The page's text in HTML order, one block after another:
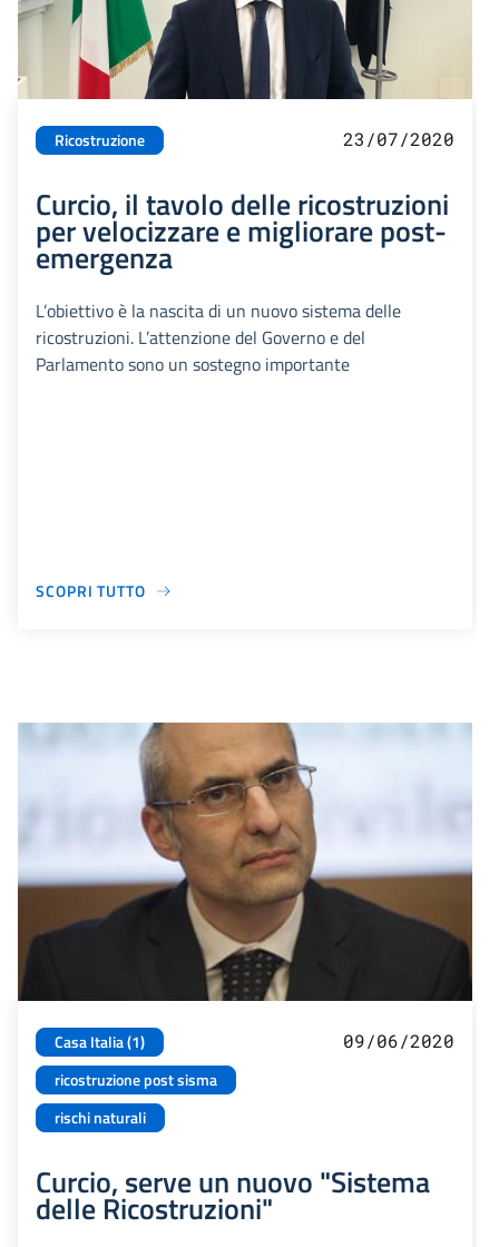
Ricostruzione 23/07/2020
Curcio, il tavolo delle ricostruzioni
per velocizzare e migliorare post-
emergenza
L’obiettivo è la nascita di un nuovo sistema delle
ricostruzioni. L’attenzione del Governo e del
Parlamento sono un sostegno importante
SCOPRI TUTTO
Casa Italia (1)
ricostruzione post sisma
rischi naturali
09/06/2020
Curcio, serve un nuovo "Sistema
delle Ricostruzioni"